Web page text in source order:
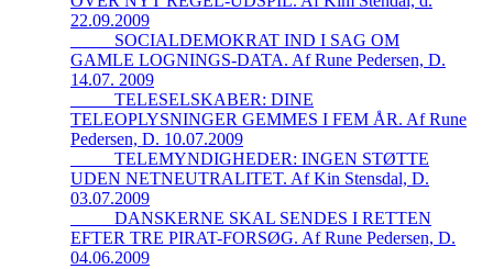
22.09.2009
_____SOCIALDEMOKRAT IND I SAG OM
GAMLE LOGNINGS-DATA. Af Rune Pedersen, D.
14.07. 2009
_____TELESELSKABER: DINE
TELEOPLYSNINGER GEMMES I FEM ÅR. Af Rune
Pedersen, D. 10.07.2009
_____TELEMYNDIGHEDER: INGEN STØTTE
UDEN NETNEUTRALITET. Af Kin Stensdal, D.
03.07.2009
_____DANSKERNE SKAL SENDES I RETTEN
EFTER TRE PIRAT-FORSØG. Af Rune Pedersen, D.
04.06.2009